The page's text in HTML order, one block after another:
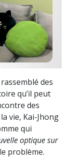
des
qu’il peut
des
vie, Kai-Jhong
qui
optique sur
problème.